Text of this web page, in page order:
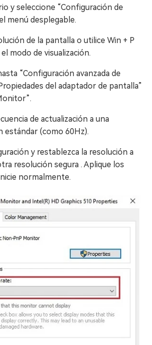
y seleccione “Configuración de
menú desplegable.
de la pantalla o utilice Win + P
modo de visualización.
“Configuración avanzada de
del adaptador de pantalla”
de actualización a una
estándar (como 60Hz).
y restablezca la resolución a
resolución segura . Aplique los
normalmente.